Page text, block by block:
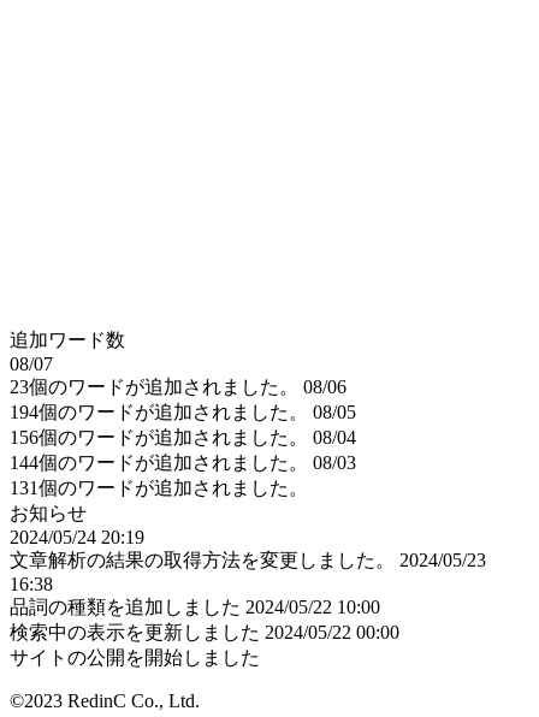
追加ワード数
08/07
23個のワードが追加されました。
08/06
194個のワードが追加されました。
08/05
156個のワードが追加されました。
08/04
144個のワードが追加されました。
08/03
131個のワードが追加されました。
お知らせ
2024/05/24 20:19
文章解析の結果の取得方法を変更しました。
2024/05/23
16:38
品詞の種類を追加しました 2024/05/22 10:00
検索中の表示を更新しました 2024/05/22 00:00
サイトの公開を開始しました
©2023 RedinC Co., Ltd.